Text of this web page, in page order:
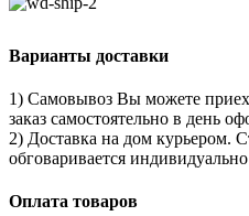
Варианты доставки
1) Самовывоз Вы можете
заказ самостоятельно в день
2) Доставка на дом курьером.
обговаривается
Оплата товаров